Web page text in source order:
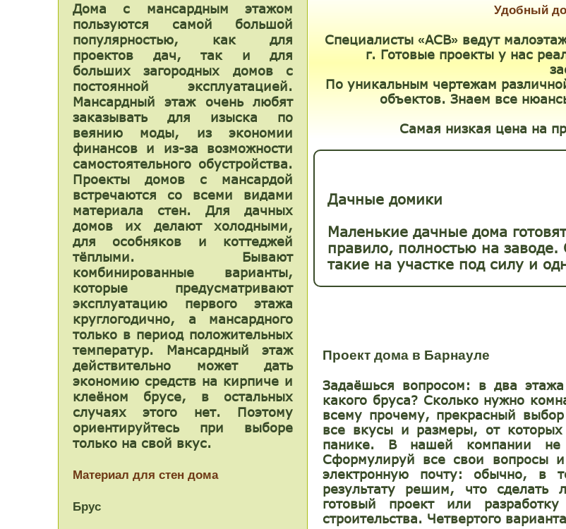
Дачные домики
Маленькие дачные дома
правило, полностью на заводе.
такие на участке под силу и
Удобный
Специалисты «АСВ»ведут
г. Готовые проекты у нас
По уникальным чертежам
объектов. Знаем все
Самая низкая цена на
Дома с мансардным этажом
пользуются самой большой
популярностью, как для
проектов дач, так и для
больших загородных домов с
постоянной эксплуатацией.
Мансардный этаж очень любят
заказывать для изыска по
веянию моды, из экономии
финансов и из-за возможности
самостоятельного обустройства.
Проекты домов с мансардой
встречаются со всеми видами
материала стен. Для дачных
домов их делают холодными,
для особняков и коттеджей
тёплыми. Бывают
комбинированные варианты,
которые предусматривают
эксплуатацию первого этажа
круглогодично, а мансардного
только в период положительных
температур. Мансардный этаж
действительно может дать
экономию средств на кирпиче и
клеёном брусе, в остальных
случаях этого нет. Поэтому
ориентируйтесь при выборе
только на свой вкус.
Материал для стен дома
Брус
Проект дома в Барнауле
Задаёшься вопросом: в два
какого бруса? Сколько нужно
всему прочему, прекрасный
все вкусы и размеры, от которых
панике. В нашей компании не
Сформулируй все свои вопросы
электронную почту: обычно, в
результату решим, что сделать
готовый проект или
строительства. Четвертого